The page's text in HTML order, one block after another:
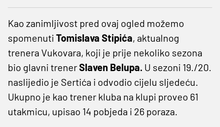
Kao zanimljivost pred ovaj ogled možemo
spomenuti Tomislava Stipića, aktualnog
trenera Vukovara, koji je prije nekoliko sezona
bio glavni trenerSlaven Belupa. U sezoni 19./20.
naslijedio je Sertića i odvodio cijelu sljedeću.
Ukupno je kao trener kluba na klupi proveo 61
utakmicu, upisao 14 pobjeda i 26 poraza.